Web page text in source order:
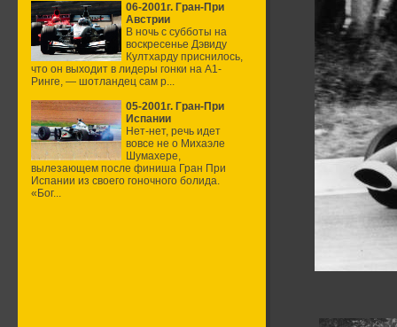
06-2001г. Гран-При
Австрии
В ночь с субботы на
воскресенье Дэвиду
Култхарду приснилось,
что он выходит в лидеры гонки на А1-
Ринге, — шотландец сам р...
05-2001г. Гран-При
Испании
Нет-нет, речь идет
вовсе не о Михаэле
Шумахере,
вылезающем после финиша Гран При
Испании из своего гоночного болида.
«Бог...